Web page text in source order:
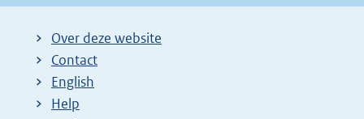
Over deze website
Contact
English
Help